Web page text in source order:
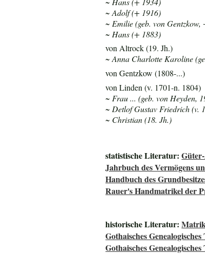
~ Adolf (+ 1916)
~ Emilie (geb. von Gentzkow,
~ Hans (+ 1883)
von Altrock (19. Jh.)
~ Anna Charlotte Karoline
von Gentzkow (1808-...)
von Linden (v. 1701-n. 1804)
~ Frau ... (geb. von Heyden,
~ Detlof Gustav Friedrich (v.
~ Christian (18. Jh.)
statistische Literatur:
Jahrbuch des Vermögens
Handbuch des
Rauer's Handmatrikel der
historische Literatur:
Gothaisches
Gothaisches